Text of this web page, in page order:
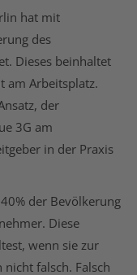
hat mit
des
Dieses beinhaltet
am Arbeitsplatz.
der
3G am
in der Praxis
der Bevölkerung
Diese
wenn sie zur
falsch. Falsch